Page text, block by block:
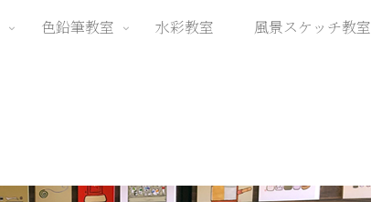
色鉛筆教室 水彩教室 風景スケッチ教室